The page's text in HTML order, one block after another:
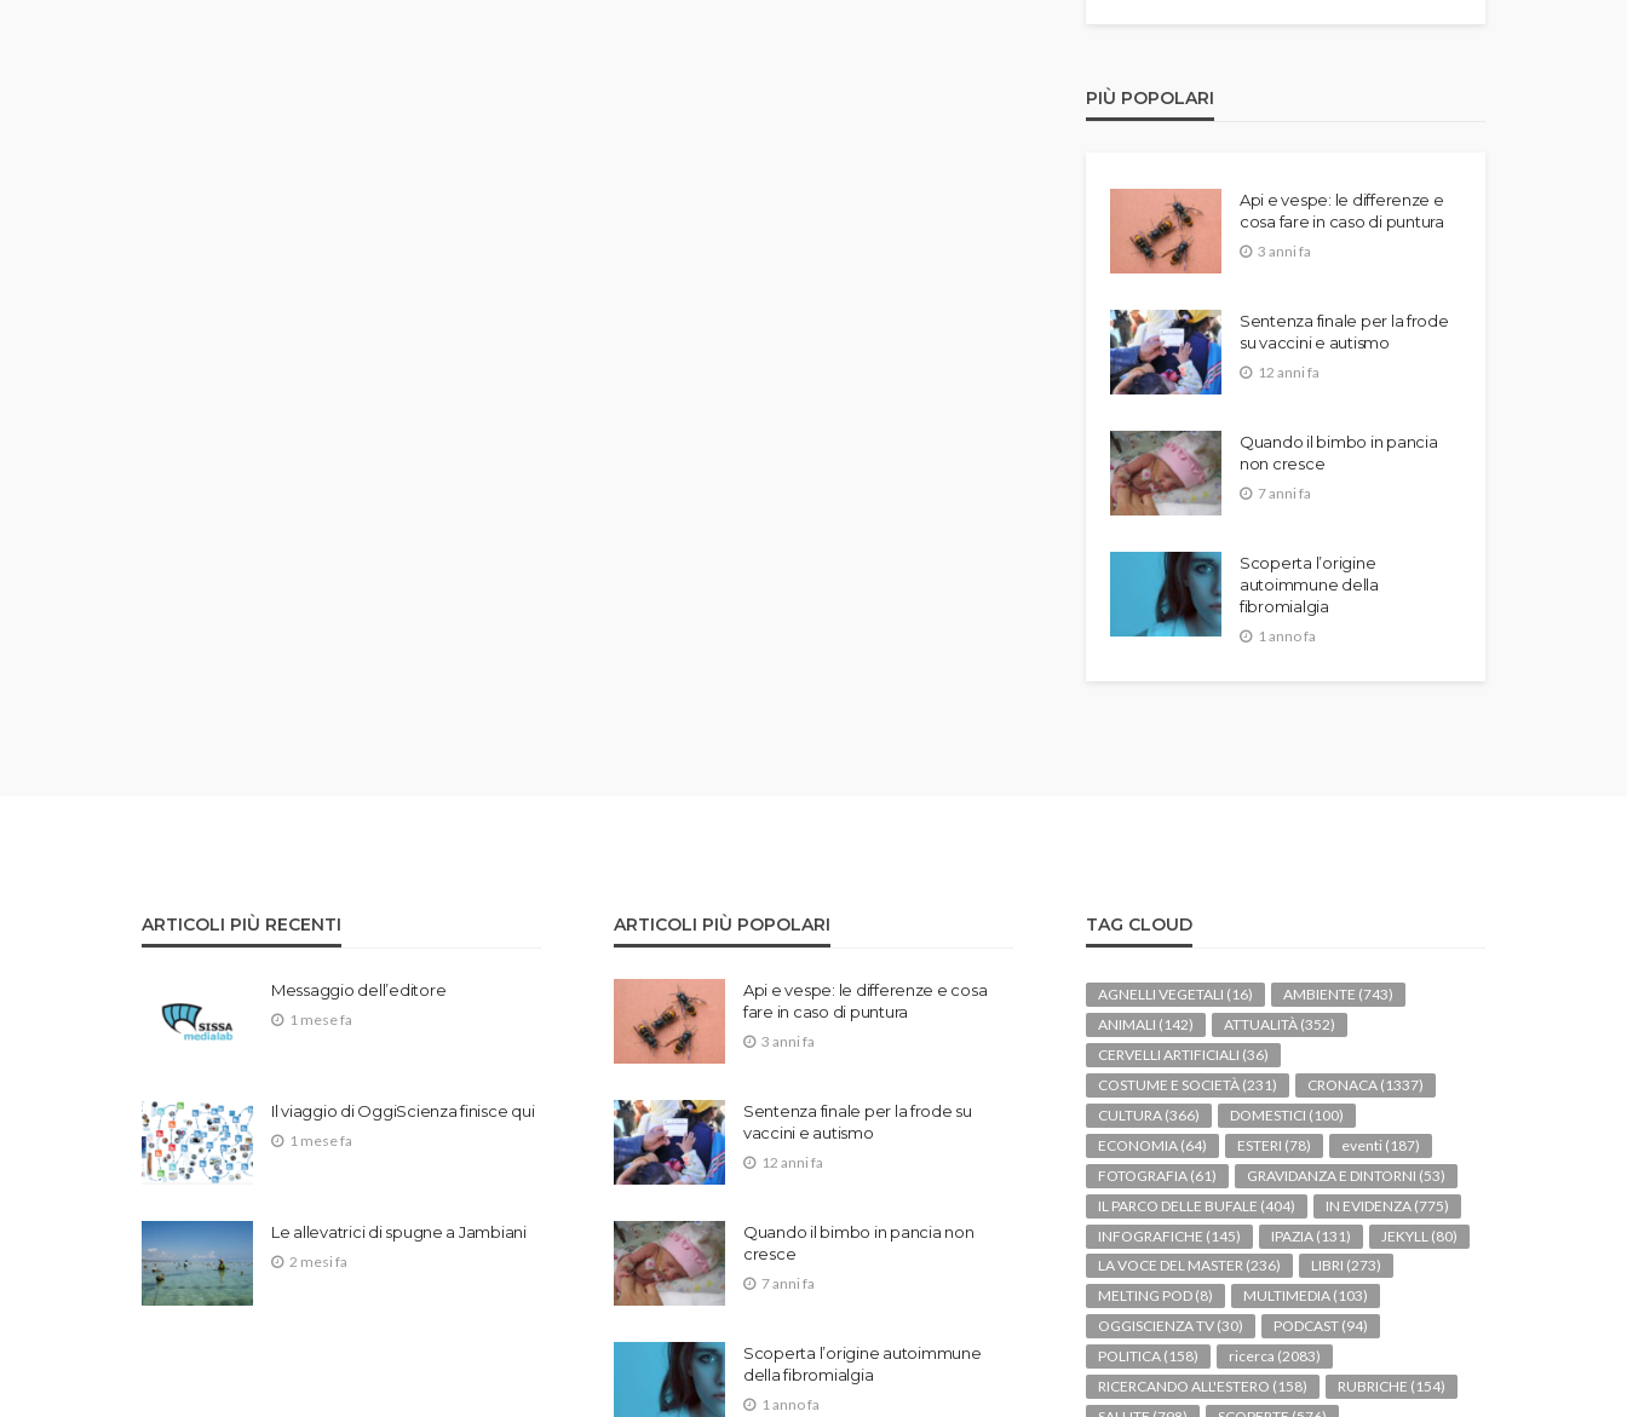
PIÙ POPOLARI
Api e vespe: le differenze e
cosa fare in caso di puntura
3 anni fa
Sentenza finale per la frode
su vaccini e autismo
12 anni fa
Quando il bimbo in pancia
non cresce
7 anni fa
Scoperta l’origine
autoimmune della
fibromialgia
1 anno fa
ARTICOLI PIÙ RECENTI
Messaggio dell’editore
1 mese fa
Il viaggio di OggiScienza finisce qui
1 mese fa
Le allevatrici di spugne a Jambiani
2 mesi fa
ARTICOLI PIÙ POPOLARI
Api e vespe: le differenze e cosa
fare in caso di puntura
3 anni fa
Sentenza finale per la frode su
vaccini e autismo
12 anni fa
Quando il bimbo in pancia non
cresce
7 anni fa
Scoperta l’origine autoimmune
della fibromialgia
1 anno fa
TAG CLOUD
AGNELLI VEGETALI (16) AMBIENTE (743)
ANIMALI (142) ATTUALITÀ (352)
CERVELLI ARTIFICIALI (36)
COSTUME E SOCIETÀ (231) CRONACA (1337)
CULTURA (366) DOMESTICI (100)
ECONOMIA (64) ESTERI (78) eventi (187)
FOTOGRAFIA (61) GRAVIDANZA E DINTORNI (53)
IL PARCO DELLE BUFALE (404) IN EVIDENZA (775)
INFOGRAFICHE (145) IPAZIA (131) JEKYLL (80)
LA VOCE DEL MASTER (236) LIBRI (273)
MELTING POD (8) MULTIMEDIA (103)
OGGISCIENZA TV (30) PODCAST (94)
POLITICA (158) ricerca (2083)
RICERCANDO ALL'ESTERO (158) RUBRICHE (154)